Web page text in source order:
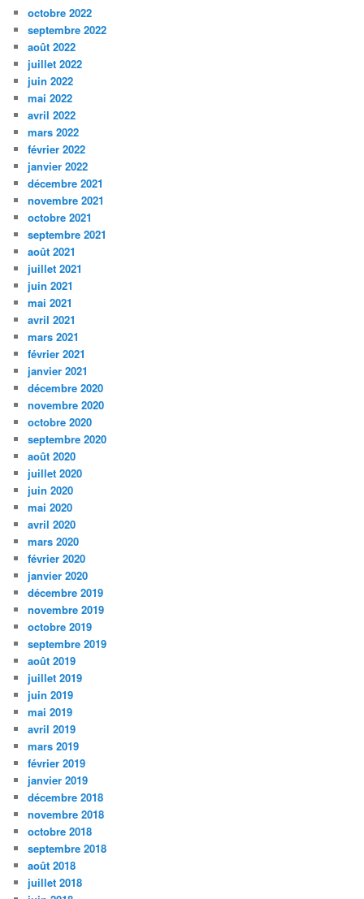
octobre 2022
septembre 2022
août 2022
juillet 2022
juin 2022
mai 2022
avril 2022
mars 2022
février 2022
janvier 2022
décembre 2021
novembre 2021
octobre 2021
septembre 2021
août 2021
juillet 2021
juin 2021
mai 2021
avril 2021
mars 2021
février 2021
janvier 2021
décembre 2020
novembre 2020
octobre 2020
septembre 2020
août 2020
juillet 2020
juin 2020
mai 2020
avril 2020
mars 2020
février 2020
janvier 2020
décembre 2019
novembre 2019
octobre 2019
septembre 2019
août 2019
juillet 2019
juin 2019
mai 2019
avril 2019
mars 2019
février 2019
janvier 2019
décembre 2018
novembre 2018
octobre 2018
septembre 2018
août 2018
juillet 2018